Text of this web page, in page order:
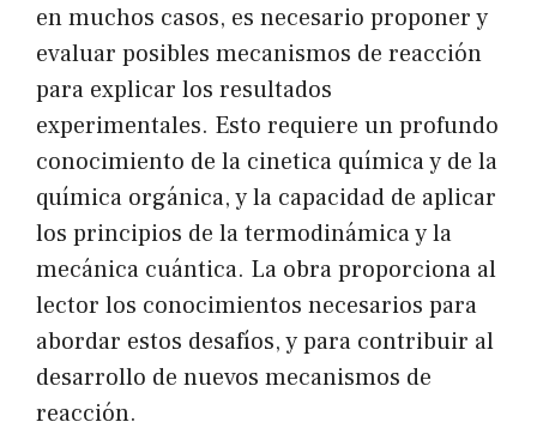
en muchos casos, es necesario proponer y
evaluar posibles mecanismos de reacción
para explicar los resultados
experimentales. Esto requiere un profundo
conocimiento de la cinetica química y de la
química orgánica, y la capacidad de aplicar
los principios de la termodinámica y la
mecánica cuántica. La obra proporciona al
lector los conocimientos necesarios para
abordar estos desafíos, y para contribuir al
desarrollo de nuevos mecanismos de
reacción.